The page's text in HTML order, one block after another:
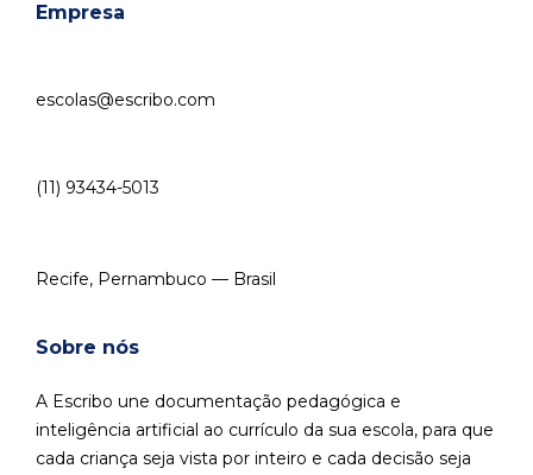
Empresa
escolas@escribo.com
(11) 93434-5013
Recife, Pernambuco — Brasil
Sobre nós
A Escribo une documentação pedagógica e
inteligência artificial ao currículo da sua escola, para que
cada criança seja vista por inteiro e cada decisão seja